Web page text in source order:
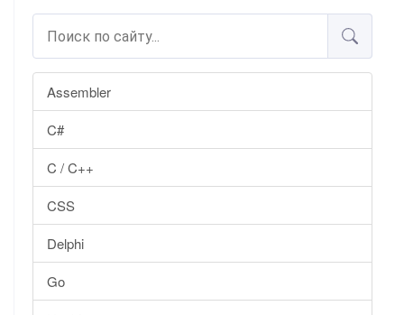
Assembler
C#
C / C++
CSS
Delphi
Go